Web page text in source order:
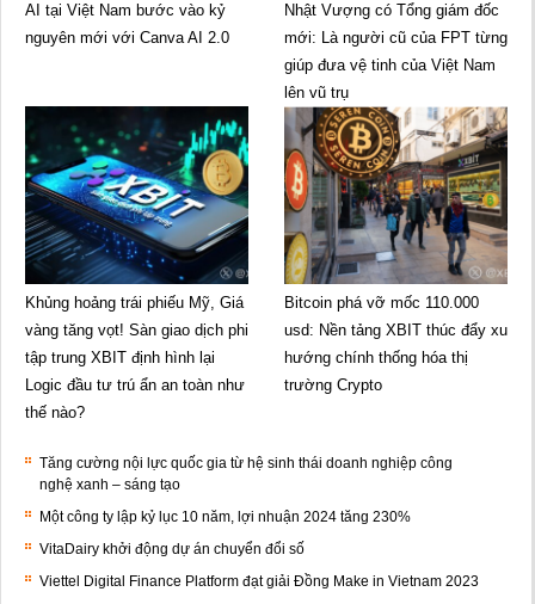
AI tại Việt Nam bước vào kỷ
nguyên mới với Canva AI 2.0
Nhật Vượng có Tổng giám đốc
mới: Là người cũ của FPT từng
giúp đưa vệ tinh của Việt Nam
lên vũ trụ
Khủng hoảng trái phiếu Mỹ, Giá
vàng tăng vọt! Sàn giao dịch phi
tập trung XBIT định hình lại
Logic đầu tư trú ẩn an toàn như
thế nào?
Bitcoin phá vỡ mốc 110.000
usd: Nền tảng XBIT thúc đẩy xu
hướng chính thống hóa thị
trường Crypto
Tăng cường nội lực quốc gia từ hệ sinh thái doanh nghiệp công
nghệ xanh – sáng tạo
Một công ty lập kỷ lục 10 năm, lợi nhuận 2024 tăng 230%
VitaDairy khởi động dự án chuyển đổi số
Viettel Digital Finance Platform đạt giải Đồng Make in Vietnam 2023